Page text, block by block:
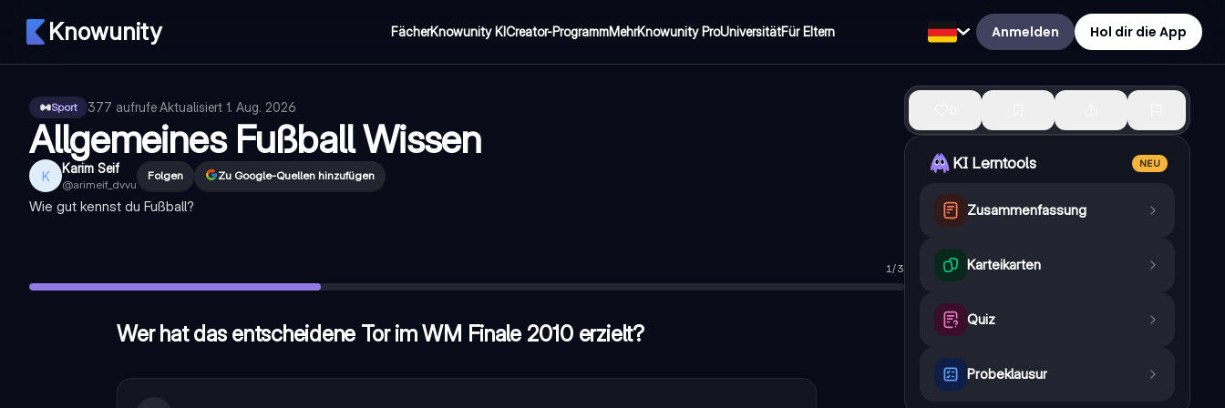
Knowunity FächerKnowunity KICreator-ProgrammMehrKnowunity ProUniversitätFür Eltern Anmelden Hol dir die App
Sport 377 aufrufe·Aktualisiert 1. Aug. 2026
Allgemeines Fußball Wissen
K Karim Seif
@arimeif_dvvu
Folgen Zu Google-Quellen hinzufügen
Wie gut kennst du Fußball?
1/3
Wer hat das entscheidene Tor im WM Finale 2010 erzielt?
Wer hat 1994 den entscheidenen Elfer verschossen?—Roberto Baggio
KI Lerntools NEU
Zusammenfassung
Karteikarten
Quiz
Probeklausur